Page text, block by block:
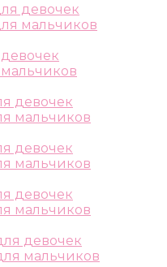
девочек
мальчиков
девочек
мальчиков
девочек
мальчиков
девочек
мальчиков
девочек
мальчиков